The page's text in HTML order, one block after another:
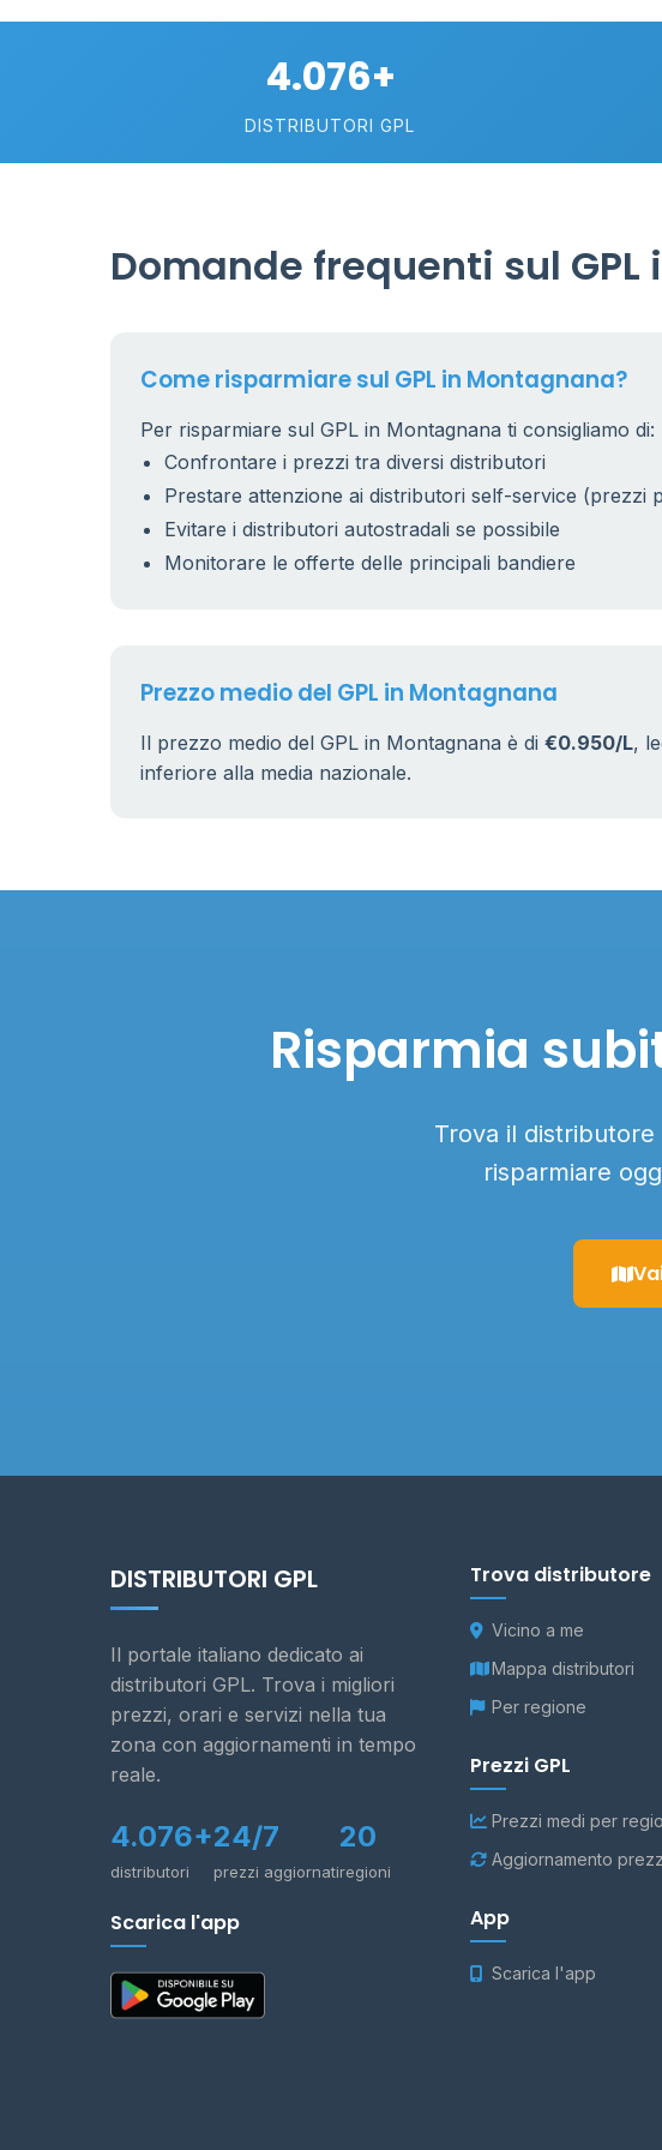
4.076+
DISTRIBUTORI GPL
Domande frequenti sul
Come risparmiare sul GPL in Montagnana?
Per risparmiare sul GPL in Montagnana ti consigliamo di:
Confrontare i prezzi tra diversi distributori
Prestare attenzione ai distributori self-service (prezzi
Evitare i distributori autostradali se possibile
Monitorare le offerte delle principali bandiere
Prezzo medio del GPL in Montagnana
Il prezzo medio del GPL in Montagnana è di €0.950/L,
inferiore alla media nazionale.
Risparmia
Trova il distributore
risparmiare
DISTRIBUTORI GPL
Il portale italiano dedicato ai
distributori GPL. Trova i migliori
prezzi, orari e servizi nella tua
zona con aggiornamenti in tempo
reale.
4.076+
distributori
24/7
prezzi aggiornati
20
regioni
Scarica l'app
Trova distributore
Vicino a me
Mappa distributori
Per regione
Prezzi GPL
Prezzi medi per
Aggiornamento
App
Scarica l'app